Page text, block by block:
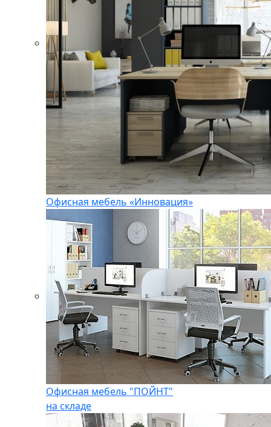
Офисная мебель «Инновация»
Офисная мебель "ПОЙНТ"
на складе